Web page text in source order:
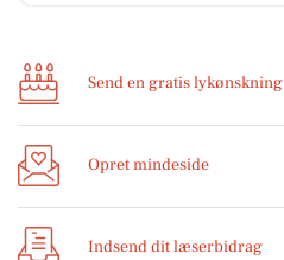
Send en gratis lykønskning
Opret mindeside
Indsend dit læserbidrag